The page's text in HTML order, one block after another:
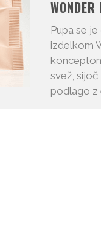
Pupa se
izdelkom
svež,
podlago z